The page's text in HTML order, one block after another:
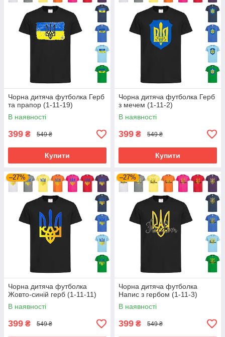
Чорна дитяча футболка Герб
та прапор (1-11-19)
В наявності
399 ₴ 549 ₴
Купити
Чорна дитяча футболка Герб
з мечем (1-11-2)
В наявності
399 ₴ 549 ₴
Купити
–27%
Чорна дитяча футболка
Жовто-синій герб (1-11-11)
В наявності
399 ₴ 549 ₴
–27%
Чорна дитяча футболка
Напис з гербом (1-11-3)
В наявності
399 ₴ 549 ₴